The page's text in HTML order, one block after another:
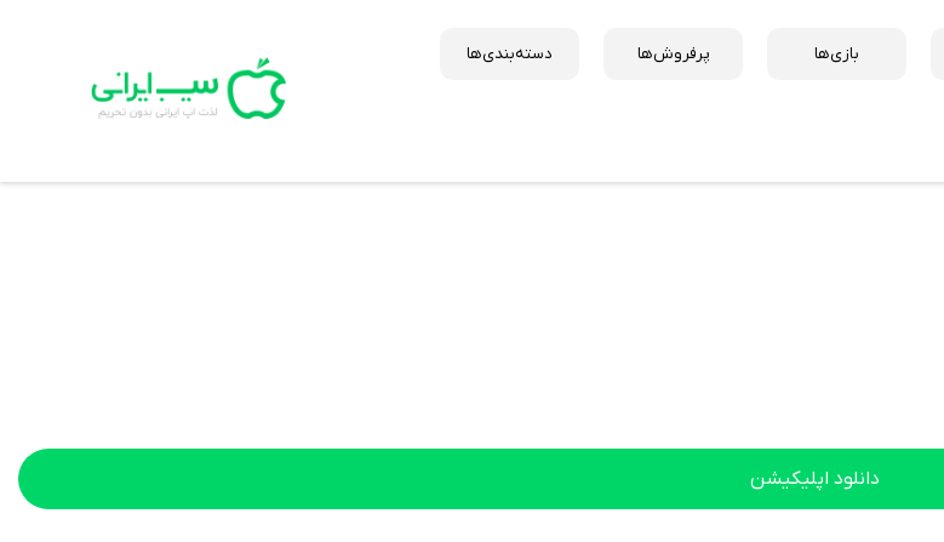
بازی‌ها پرفروش‌ها دسته‌بندی‌ها
دانلود اپلیکیشن